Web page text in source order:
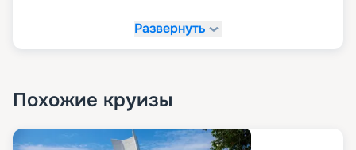
Развернуть
Похожие круизы